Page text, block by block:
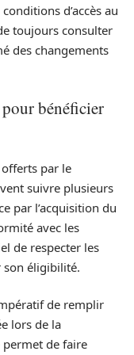
d’accès au
toujours consulter
des changements
bénéficier
offerts par le
suivre plusieurs
par l’acquisition du
avec les
de respecter les
éligibilité.
de remplir
lors de la
de faire